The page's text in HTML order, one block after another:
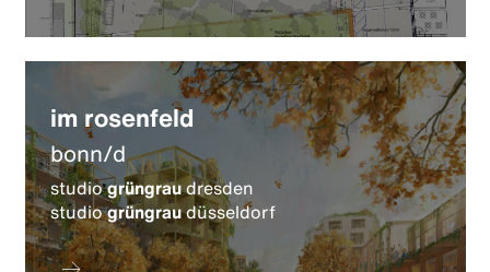
im rosenfeld
bonn/d
studiogrüngraudresden
studiogrüngraudüsseldorf